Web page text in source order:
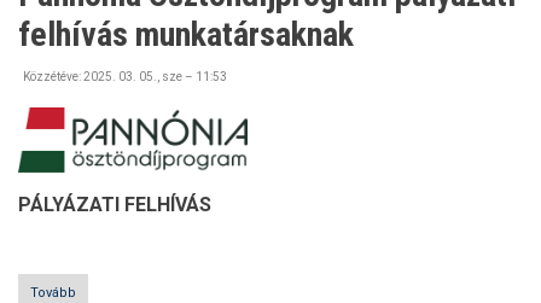
felhívás munkatársaknak
Közzétéve:2025. 03. 05., sze – 11:53
PÁLYÁZATI FELHÍVÁS
Tovább